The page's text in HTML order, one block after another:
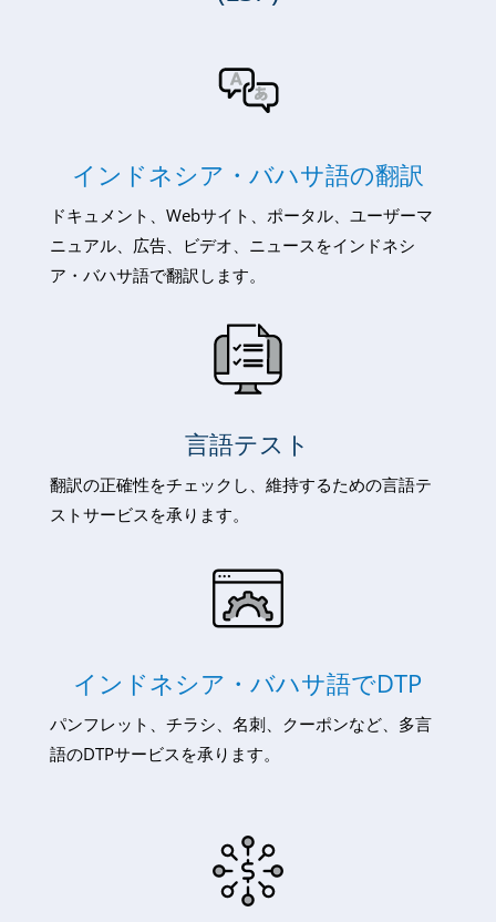
インドネシア・バハサ語の翻訳
ドキュメント、Webサイト、ポータル、ユーザーマ
ニュアル、広告、ビデオ、ニュースをインドネシ
ア・バハサ語で翻訳します。
言語テスト
翻訳の正確性をチェックし、維持するための言語テ
ストサービスを承ります。
インドネシア・バハサ語でDTP
パンフレット、チラシ、名刺、クーポンなど、多言
語のDTPサービスを承ります。